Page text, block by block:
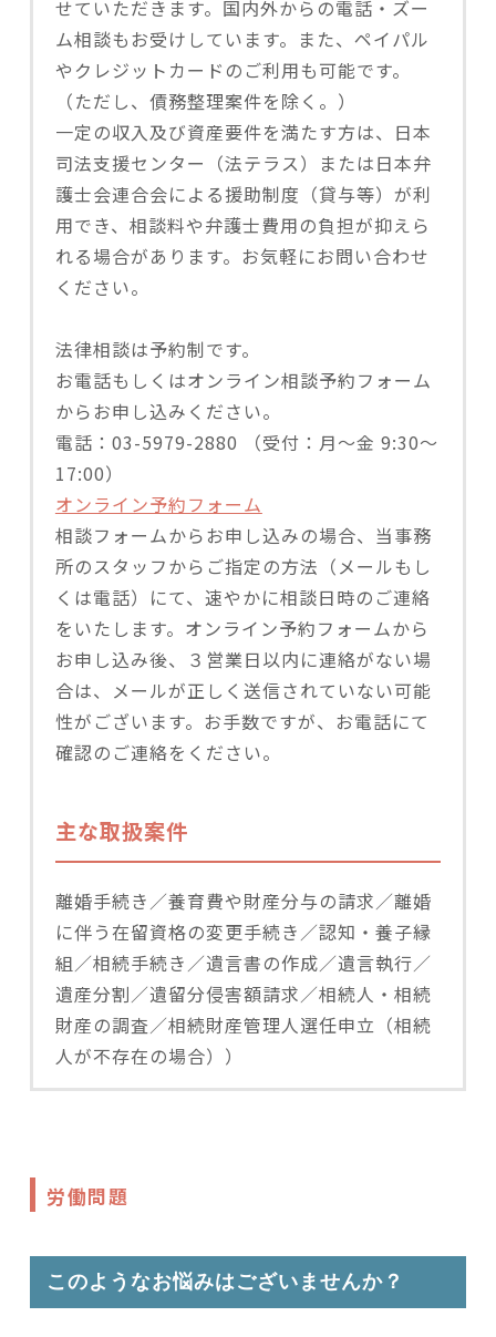
せていただきます。国内外からの電話・ズー
ム相談もお受けしています。また、ペイパル
やクレジットカードのご利用も可能です。
（ただし、債務整理案件を除く。）
一定の収入及び資産要件を満たす方は、日本
司法支援センター（法テラス）または日本弁
護士会連合会による援助制度（貸与等）が利
用でき、相談料や弁護士費用の負担が抑えら
れる場合があります。お気軽にお問い合わせ
ください。
法律相談は予約制です。
お電話もしくはオンライン相談予約フォーム
からお申し込みください。
電話：03-5979-2880 （受付：月〜金 9:30～
17:00）
オンライン予約フォーム
相談フォームからお申し込みの場合、当事務
所のスタッフからご指定の方法（メールもし
くは電話）にて、速やかに相談日時のご連絡
をいたします。オンライン予約フォームから
お申し込み後、３営業日以内に連絡がない場
合は、メールが正しく送信されていない可能
性がございます。お手数ですが、お電話にて
確認のご連絡をください。
主な取扱案件
離婚手続き／養育費や財産分与の請求／離婚
に伴う在留資格の変更手続き／認知・養子縁
組／相続手続き／遺言書の作成／遺言執行／
遺産分割／遺留分侵害額請求／相続人・相続
財産の調査／相続財産管理人選任申立（相続
人が不存在の場合））
労働問題
このようなお悩みはございませんか？